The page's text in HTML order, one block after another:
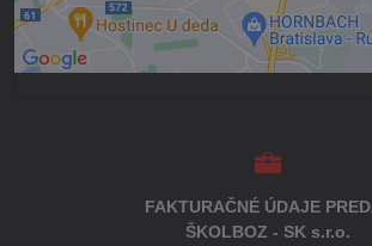
Otvoriť obsah v novom okne
FAKTURAČNÉ ÚDAJE
ŠKOLBOZ - SK s.r.o.